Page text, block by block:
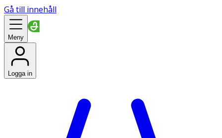
Gå till innehåll
Meny
Logga in